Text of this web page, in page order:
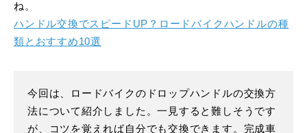
ね。
ハンドル交換でスピードUP？ロードバイクハンドルの種
類とおすすめ10選
今回は、ロードバイクのドロップハンドルの交換方
法について紹介しました。一見すると難しそうです
が、コツを覚えれば自分でも交換できます。完成車